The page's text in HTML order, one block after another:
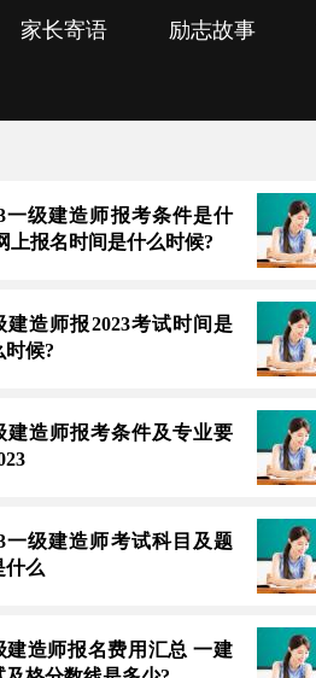
家长寄语 励志故事
一级建造师报考条件是什
上报名时间是什么时候?
建造师报2023考试时间是
时候?
建造师报考条件及专业要
一级建造师考试科目及题
什么
建造师报名费用汇总 一建